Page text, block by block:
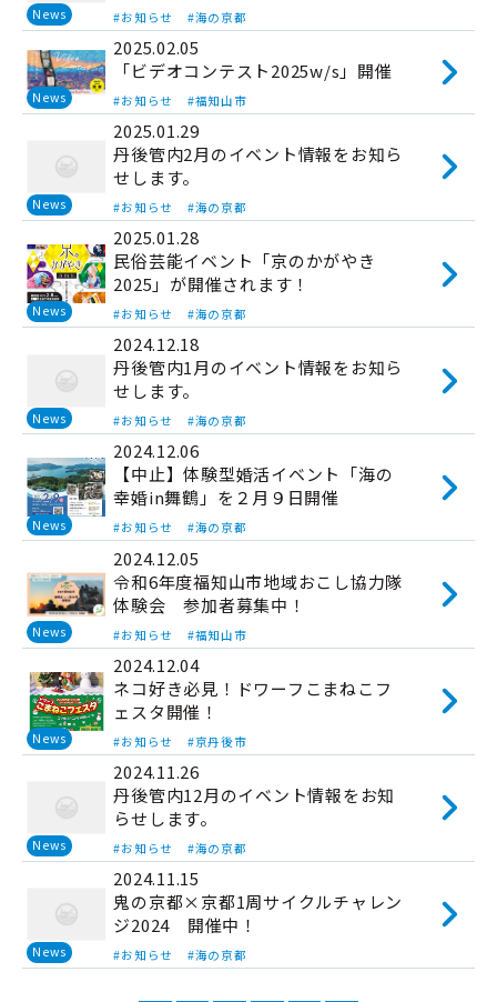
News #お知らせ #海の京都
2025.02.05
News
「ビデオコンテスト2025w/s」開催
#お知らせ #福知山市
2025.01.29
News
丹後管内2月のイベント情報をお知ら
せします。
#お知らせ #海の京都
2025.01.28
News
民俗芸能イベント「京のかがやき
2025」が開催されます！
#お知らせ #海の京都
2024.12.18
News
丹後管内1月のイベント情報をお知ら
せします。
#お知らせ #海の京都
2024.12.06
News
【中止】体験型婚活イベント「海の
幸婚in舞鶴」を２月９日開催
#お知らせ #海の京都
2024.12.05
News
令和6年度福知山市地域おこし協力隊
体験会 参加者募集中！
#お知らせ #福知山市
2024.12.04
News
ネコ好き必見！ドワーフこまねこフ
ェスタ開催！
#お知らせ #京丹後市
2024.11.26
News
丹後管内12月のイベント情報をお知
らせします。
#お知らせ #海の京都
2024.11.15
News
鬼の京都×京都1周サイクルチャレン
ジ2024 開催中！
#お知らせ #海の京都